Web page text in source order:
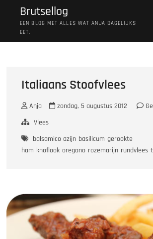
Brutsellog
EEN BLOG MET ALLES WAT ANJA DAGELIJKS
EET.
Italiaans Stoofvlees
Anja zondag, 5 augustus 2012
Vlees
balsamico azijn basilicum gerookte
ham knoflook oregano rozemarijn rundvlees